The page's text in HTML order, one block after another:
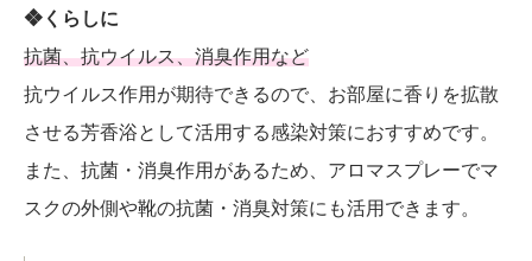
❖くらしに
抗菌、抗ウイルス、消臭作用など
抗ウイルス作用が期待できるので、お部屋に香りを拡散
させる芳香浴として活用する感染対策におすすめです。
また、抗菌・消臭作用があるため、アロマスプレーでマ
スクの外側や靴の抗菌・消臭対策にも活用できます。